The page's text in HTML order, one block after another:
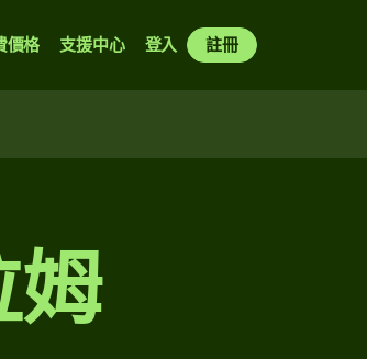
價格 支援中心 登入 註冊
姆